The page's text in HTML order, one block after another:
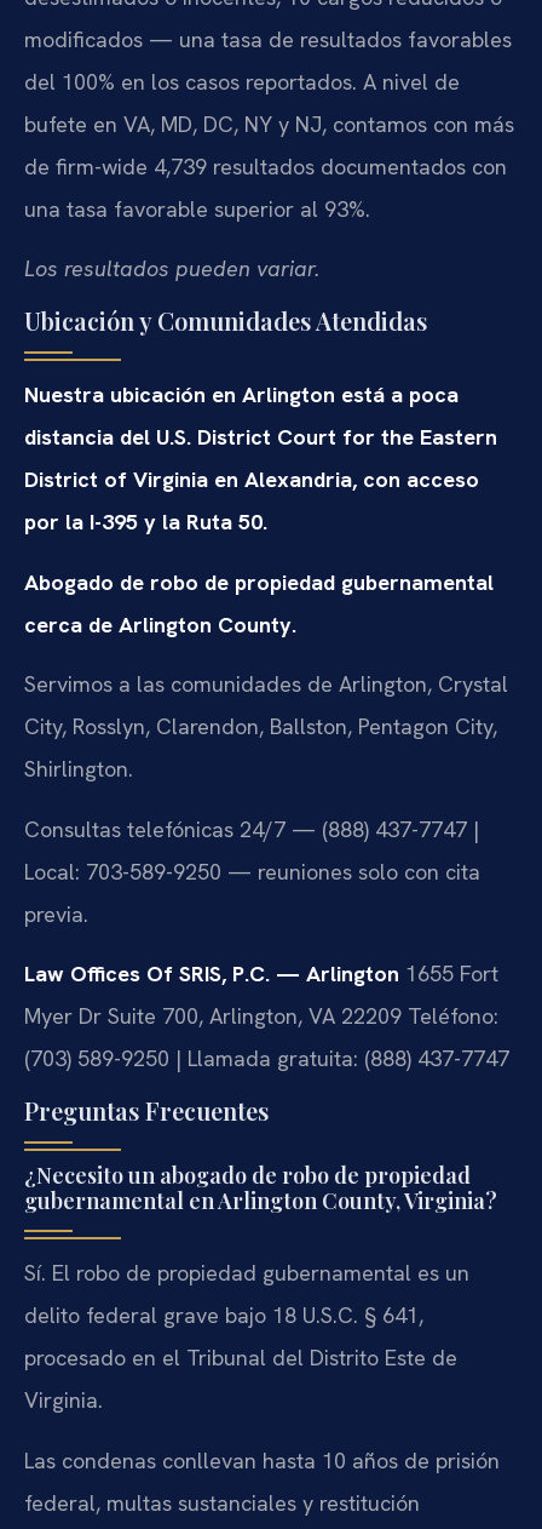
modificados — una tasa de resultados favorables
del 100% en los casos reportados. A nivel de
bufete en VA, MD, DC, NY y NJ, contamos con más
de firm-wide 4,739 resultados documentados con
una tasa favorable superior al 93%.
Los resultados pueden variar.
Ubicación y Comunidades Atendidas
Nuestra ubicación en Arlington está a poca
distancia del U.S. District Court for the Eastern
District of Virginia en Alexandria, con acceso
por la I-395 y la Ruta 50.
Abogado de robo de propiedad gubernamental
cerca de Arlington County.
Servimos a las comunidades de Arlington, Crystal
City, Rosslyn, Clarendon, Ballston, Pentagon City,
Shirlington.
Consultas telefónicas 24/7 — (888) 437-7747 |
Local: 703-589-9250 — reuniones solo con cita
previa.
Law Offices Of SRIS, P.C. — Arlington 1655 Fort
Myer Dr Suite 700, Arlington, VA 22209 Teléfono:
(703) 589-9250 | Llamada gratuita: (888) 437-7747
Preguntas Frecuentes
¿Necesito un abogado de robo de propiedad
gubernamental en Arlington County, Virginia?
Sí. El robo de propiedad gubernamental es un
delito federal grave bajo 18 U.S.C. § 641,
procesado en el Tribunal del Distrito Este de
Virginia.
Las condenas conllevan hasta 10 años de prisión
federal, multas sustanciales y restitución